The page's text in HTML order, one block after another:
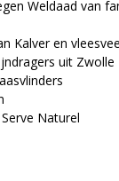
Weldaad van
Kalver en
uit Zwolle
Naturel